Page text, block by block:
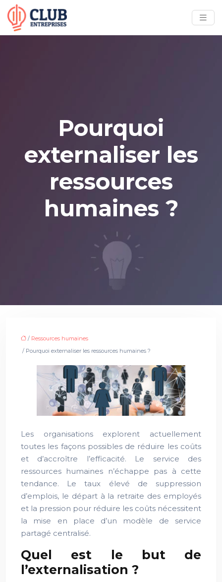
Pourquoi
externaliser les
ressources
humaines ?
/ Ressources humaines
/ Pourquoi externaliser les ressources humaines ?
Les organisations explorent actuellement
toutes les façons possibles de réduire les coûts
et d’accroître l’efficacité. Le service des
ressources humaines n’échappe pas à cette
tendance. Le taux élevé de suppression
d’emplois, le départ à la retraite des employés
et la pression pour réduire les coûts nécessitent
la mise en place d’un modèle de service
partagé centralisé.
Quel est le but de
l’externalisation ?